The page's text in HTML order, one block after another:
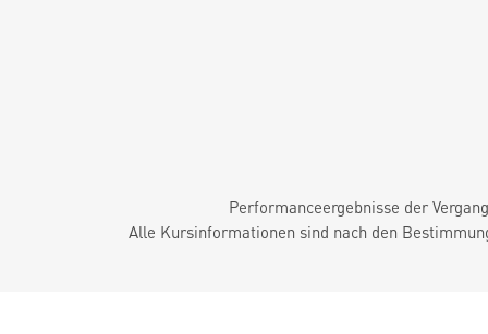
Performanceergebnisse der
Alle Kursinformationen sind nach den